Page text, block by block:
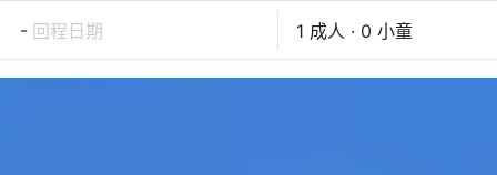
- 回程日期 1 成人 · 0 小童